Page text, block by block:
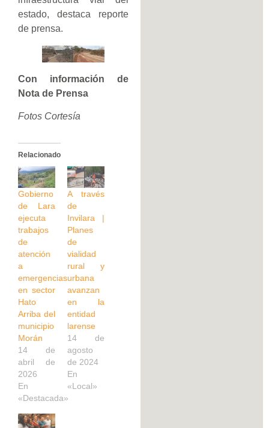
estado, destaca reporte
de prensa.
Con información de
Nota de Prensa
Fotos Cortesía
Relacionado
Gobierno
de Lara
ejecuta
trabajos
de
atención
a
emergencias
en sector
Hato
Arriba del
municipio
Morán
14 de
abril de
2026
En
«Destacada»
A través
de
Invilara |
Planes
de
vialidad
rural y
urbana
avanzan
en la
entidad
larense
14 de
agosto
de 2024
En
«Local»